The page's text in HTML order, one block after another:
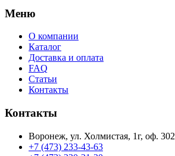
Меню
О компании
Каталог
Доставка и оплата
FAQ
Статьи
Контакты
Контакты
Воронеж, ул. Холмистая, 1г, оф. 302
+7 (473) 233-43-63